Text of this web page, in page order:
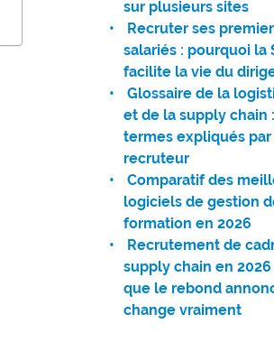
sur plusieurs sites
Recruter ses
salariés : pourquoi la
facilite la vie du
Glossaire de la
et de la supply chain
termes expliqués par
recruteur
Comparatif des
logiciels de gestion
formation en 2026
Recrutement de
supply chain en 2026
que le rebond
change vraiment